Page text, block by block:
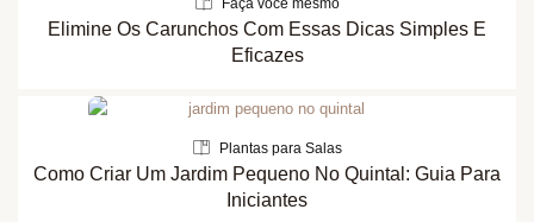
Elimine Os Carunchos Com Essas Dicas Simples E
Eficazes
Plantas para Salas
Como Criar Um Jardim Pequeno No Quintal: Guia Para
Iniciantes